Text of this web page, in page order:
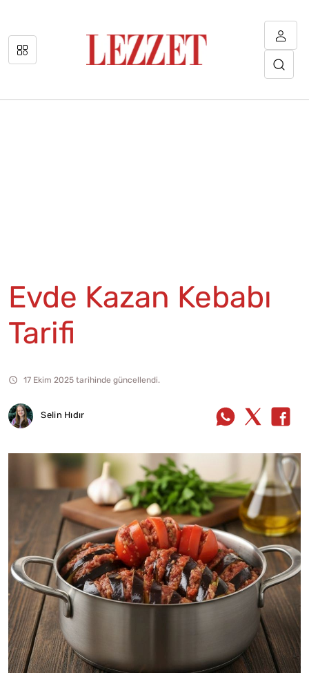
Evde Kazan Kebabı
Tarifi
17 Ekim 2025 tarihinde güncellendi.
Selin Hıdır